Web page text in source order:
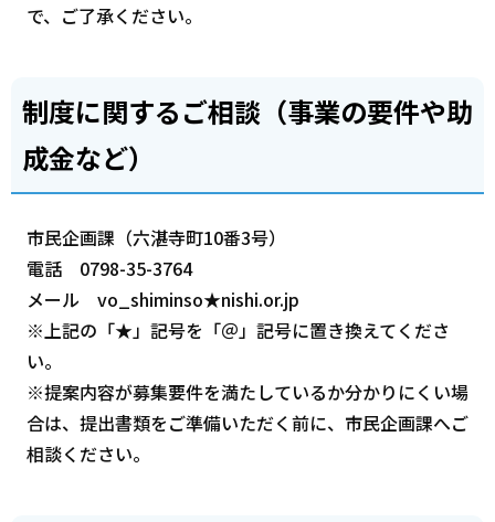
で、ご了承ください。
制度に関するご相談（事業の要件や助
成金など）
市民企画課（六湛寺町10番3号）
電話 0798-35-3764
メール vo_shiminso★nishi.or.jp
※上記の「★」記号を「＠」記号に置き換えてくださ
い。
※提案内容が募集要件を満たしているか分かりにくい場
合は、提出書類をご準備いただく前に、市民企画課へご
相談ください。